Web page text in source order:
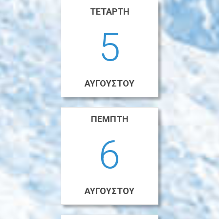
ΤΕΤΆΡΤΗ
5
ΑΥΓΟΎΣΤΟΥ
ΠΈΜΠΤΗ
6
ΑΥΓΟΎΣΤΟΥ